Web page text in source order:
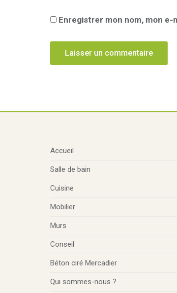
Enregistrer mon nom, mon
Accueil
Salle de bain
Cuisine
Mobilier
Murs
Conseil
Béton ciré Mercadier
Qui sommes-nous ?